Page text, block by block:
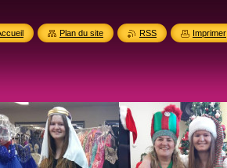
Plan du site RSS Imprimer